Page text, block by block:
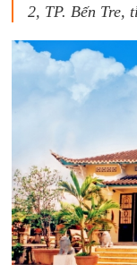
2, TP. Bến Tre,